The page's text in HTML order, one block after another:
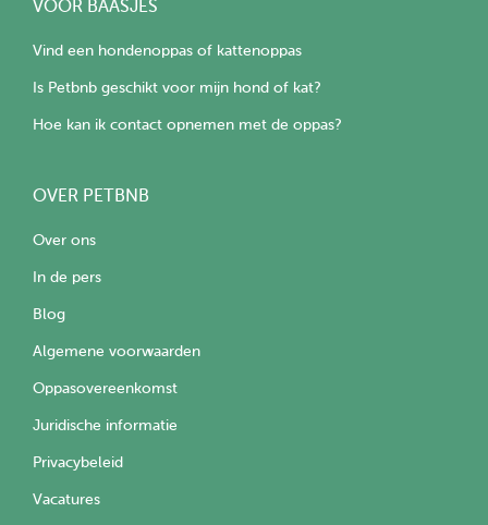
VOOR BAASJES
Vind een hondenoppas of kattenoppas
Is Petbnb geschikt voor mijn hond of kat?
Hoe kan ik contact opnemen met de oppas?
OVER PETBNB
Over ons
In de pers
Blog
Algemene voorwaarden
Oppasovereenkomst
Juridische informatie
Privacybeleid
Vacatures